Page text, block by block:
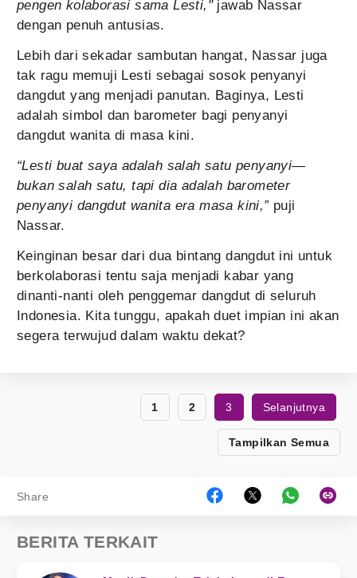
pengen kolaborasi sama Lesti,"jawab Nassar
dengan penuh antusias.
Lebih dari sekadar sambutan hangat, Nassar juga
tak ragu memuji Lesti sebagai sosok penyanyi
dangdut yang menjadi panutan. Baginya, Lesti
adalah simbol dan barometer bagi penyanyi
dangdut wanita di masa kini.
“Lesti buat saya adalah salah satu penyanyi—
bukan salah satu, tapi dia adalah barometer
penyanyi dangdut wanita era masa kini,”puji
Nassar.
Keinginan besar dari dua bintang dangdut ini untuk
berkolaborasi tentu saja menjadi kabar yang
dinanti-nanti oleh penggemar dangdut di seluruh
Indonesia. Kita tunggu, apakah duet impian ini akan
segera terwujud dalam waktu dekat?
1 2 3 Selanjutnya
Tampilkan Semua
Share
BERITA TERKAIT